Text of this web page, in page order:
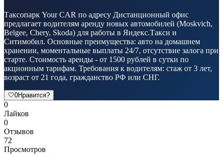
Таксопарк Your CAR по адресу Дистанционный офис
предлагает водителям аренду новых автомобилей (Moskvich,
Belgee, Chery, Skoda) для работы в Яндекс.Такси и
Ситимобил. Основные преимущества: авто на домашнем
хранении, моментальные выплаты 24/7, отсутствие залога при
старте. Стоимость аренды - от 1500 рублей в сутки по
акционным тарифам. Требования к водителям: стаж от 3 лет,
возраст от 21 года, гражданство РФ или СНГ.
🤍0Нравится?
0
Лайков
0
Отзывов
72
Просмотров